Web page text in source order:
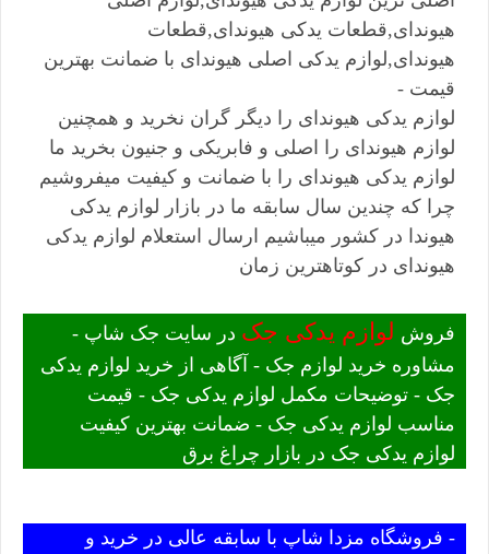
هیوندای,قطعات یدکی هیوندای,قطعات
هیوندای,لوازم یدکی اصلی هیوندای با ضمانت بهترین
قیمت -
لوازم یدکی هیوندای را دیگر گران نخرید و همچنین
لوازم هیوندای را اصلی و فابریکی و جنیون بخرید ما
لوازم یدکی هیوندای را با ضمانت و کیفیت میفروشیم
چرا که چندین سال سابقه ما در بازار لوازم یدکی
هیوندا در کشور میباشیم ارسال استعلام لوازم یدکی
هیوندای در کوتاهترین زمان
فروش لوازم یدکی جک در سایت جک شاپ -
مشاوره خرید لوازم جک - آگاهی از خرید لوازم یدکی
جک - توضیحات مکمل لوازم یدکی جک - قیمت
مناسب لوازم یدکی جک - ضمانت بهترین کیفیت
لوازم یدکی جک در بازار چراغ برق
- فروشگاه مزدا شاپ با سابقه عالی در خرید و